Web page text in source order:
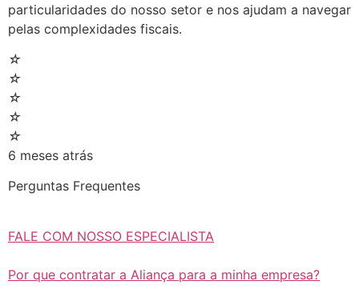
particularidades do nosso setor e nos ajudam a navegar
pelas complexidades fiscais.
☆
☆
☆
☆
☆
6 meses atrás
Perguntas Frequentes
FALE COM NOSSO ESPECIALISTA
Por que contratar a Aliança para a minha empresa?